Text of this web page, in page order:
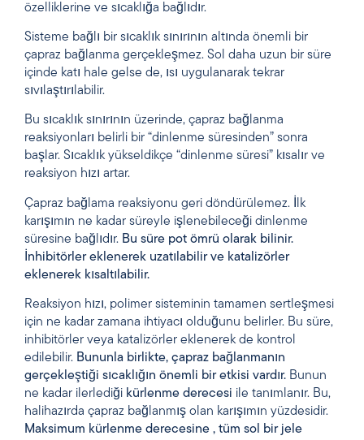
özelliklerine ve sıcaklığa bağlıdır.
Sisteme bağlı bir sıcaklık sınırının altında önemli bir
çapraz bağlanma gerçekleşmez. Sol daha uzun bir süre
içinde katı hale gelse de, ısı uygulanarak tekrar
sıvılaştırılabilir.
Bu sıcaklık sınırının üzerinde, çapraz bağlanma
reaksiyonları belirli bir “dinlenme süresinden” sonra
başlar. Sıcaklık yükseldikçe “dinlenme süresi” kısalır ve
reaksiyon hızı artar.
Çapraz bağlama reaksiyonu geri döndürülemez. İlk
karışımın ne kadar süreyle işlenebileceği dinlenme
süresine bağlıdır. Bu süre pot ömrü olarak bilinir.
İnhibitörler eklenerek uzatılabilir ve katalizörler
eklenerek kısaltılabilir.
Reaksiyon hızı, polimer sisteminin tamamen sertleşmesi
için ne kadar zamana ihtiyacı olduğunu belirler. Bu süre,
inhibitörler veya katalizörler eklenerek de kontrol
edilebilir. Bununla birlikte, çapraz bağlanmanın
gerçekleştiği sıcaklığın önemli bir etkisi vardır. Bunun
ne kadar ilerlediği kürlenme derecesi ile tanımlanır. Bu,
halihazırda çapraz bağlanmış olan karışımın yüzdesidir.
Maksimum kürlenme derecesine , tüm sol bir jele